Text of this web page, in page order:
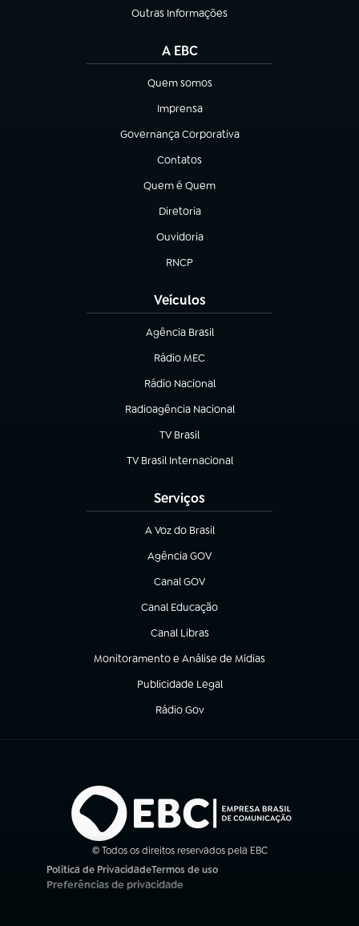
Outras Informações
(abre em nova aba)
A EBC
Quem somos
(abre em nova aba)
Imprensa
(abre em nova aba)
Governança Corporativa
(abre em nova aba)
Contatos
(abre em nova aba)
Quem é Quem
(abre em nova aba)
Diretoria
(abre em nova aba)
Ouvidoria
(abre em nova aba)
RNCP
(abre em nova aba)
Veículos
Agência Brasil
(abre em nova aba)
Rádio MEC
Rádio Nacional
(abre em nova aba)
Radioagência Nacional
(abre em nova aba)
TV Brasil
(abre em nova aba)
TV Brasil Internacional
(abre em nova aba)
Serviços
A Voz do Brasil
(abre em nova aba)
Agência GOV
(abre em nova aba)
Canal GOV
(abre em nova aba)
Canal Educação
(abre em nova aba)
Canal Libras
(abre em nova aba)
Monitoramento e Análise de Mídias
(abre em nova aba)
Publicidade Legal
(abre em nova aba)
Rádio Gov
(abre em nova aba)
© Todos os direitos reservados pela EBC
Política de Privacidade
(abre em nova aba)
Termos de uso
(abre em nova aba)
Preferências de privacidade